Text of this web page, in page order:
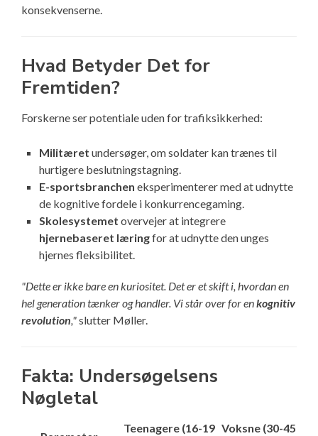
konsekvenserne.
Hvad Betyder Det for
Fremtiden?
Forskerne ser potentiale uden for trafiksikkerhed:
Militæret undersøger, om soldater kan trænes til
hurtigere beslutningstagning.
E-sportsbranchen eksperimenterer med at udnytte
de kognitive fordele i konkurrencegaming.
Skolesystemet overvejer at integrere
hjernebaseret læringfor at udnytte den unges
hjernes fleksibilitet.
"Dette er ikke bare en kuriositet. Det er et skift i, hvordan en
hel generation tænker og handler. Vi står over for enkognitiv
revolution,"slutter Møller.
Fakta: Undersøgelsens
Nøgletal
Teenagere (16-19 Voksne (30-45